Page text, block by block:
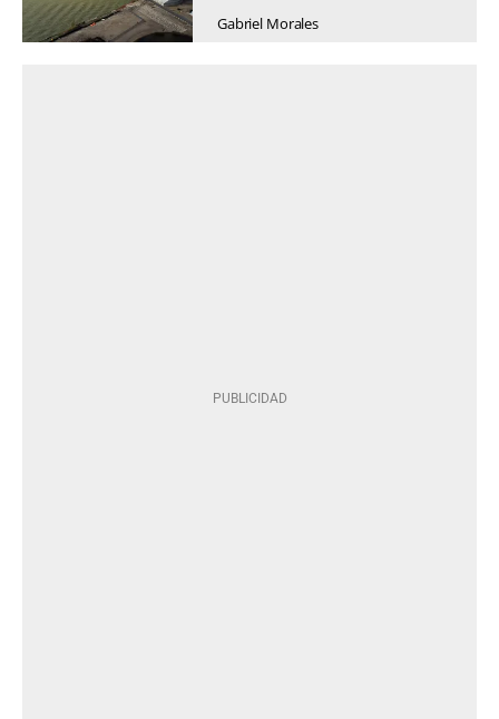
Gabriel Morales